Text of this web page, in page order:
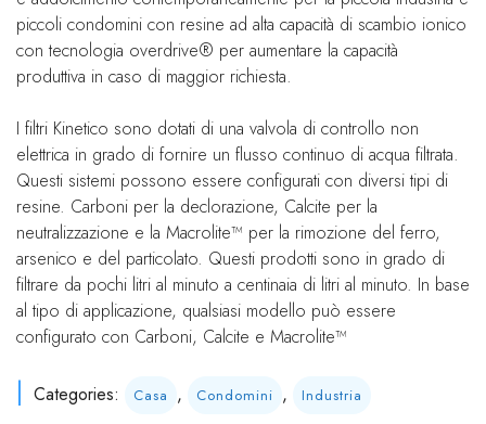
piccoli condomini con resine ad alta capacità di scambio ionico
con tecnologia overdrive® per aumentare la capacità
produttiva in caso di maggior richiesta.
I filtri Kinetico sono dotati di una valvola di controllo non
elettrica in grado di fornire un flusso continuo di acqua filtrata.
Questi sistemi possono essere configurati con diversi tipi di
resine. Carboni per la declorazione, Calcite per la
neutralizzazione e la Macrolite™ per la rimozione del ferro,
arsenico e del particolato. Questi prodotti sono in grado di
filtrare da pochi litri al minuto a centinaia di litri al minuto. In base
al tipo di applicazione, qualsiasi modello può essere
configurato con Carboni, Calcite e Macrolite™
Categories: Casa , Condomini , Industria